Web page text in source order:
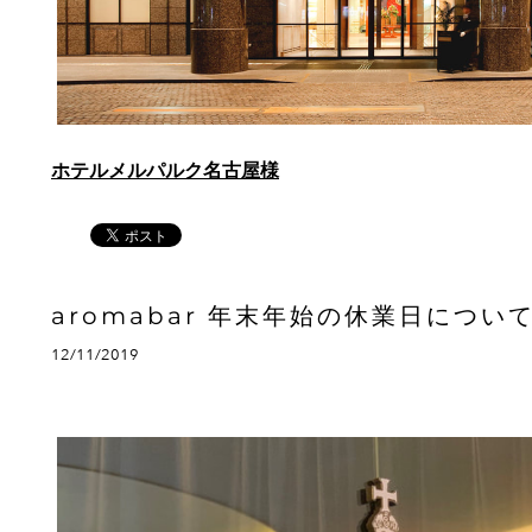
ホテルメルパルク名古屋様
aromabar 年末年始の休業日につい
12/11/2019